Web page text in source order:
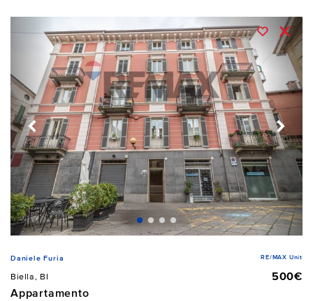
Daniele Furia RE/MAX Unit
Biella, BI
500€
Appartamento